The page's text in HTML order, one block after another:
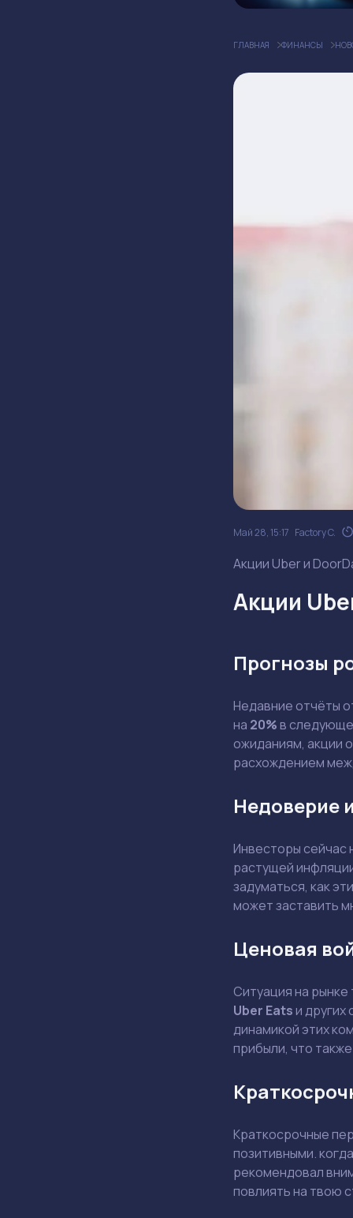
ГЛАВНАЯ ФИНАНСЫ
Май 28, 15:17 Factory C.
Акции Uber и
Акции
Прогнозы
Недавние отчёты
на 20%в
ожиданиям, акции
расхождением
Недоверие
Инвесторы сейчас
растущей
задуматься, как
может заставить
Ценовая
Ситуация на
Uber Eatsи
динамикой этих
прибыли, что
Краткосрочные
позитивными.
рекомендовал
повлиять на твою